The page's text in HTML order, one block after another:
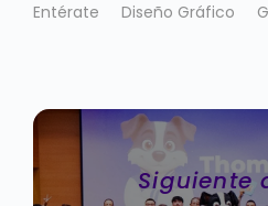
Entérate Diseño Gráfico
Siguiente